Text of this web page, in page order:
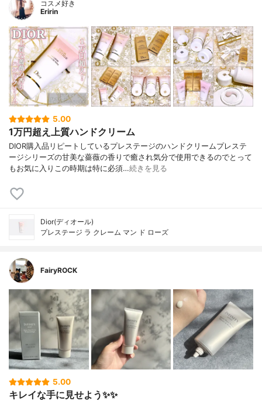
コスメ好き
Eririn
5.00
1万円超え上質ハンドクリーム
DIOR購入品リピートしているプレステージのハンドクリームプレステ
ージシリーズの甘美な薔薇の香りで癒され気分で使用できるのでとって
もお気に入りこの時期は特に必須…続きを見る
Dior(ディオール)
プレステージ ラ クレーム マン ド ローズ
FairyROCK
5.00
キレイな手に見せよう✨✨